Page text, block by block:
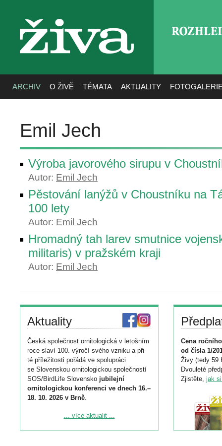
živa
ARCHIV O ŽIVĚ TÉMATA AKTUALITY
Emil Jech
Výroba javorového sirupu v
Autor: Emil Jech
Pěstování lanýžů v Choustníku na
100 lety
Autor: Emil Jech
Hromadný tah larev smutnice
militaris) v pražském kraji
Autor: Emil Jech
Aktuality
Česká společnost ornitologická v letošním
roce slaví 100. výročí svého vzniku a při
té příležitosti pořádá ve spolupráci
se Slovenskou ornitologickou společností
SOS/BirdLife Slovensko jubilejní
ornitologickou konferenci ve dnech 16.–
18. 10. 2026 v Brně.
Podrobnější informace ke konferenci
... více aktualit ...
Cena
od čísla 1/
Živy (tedy 59
Dvouleté
Zjistěte, jak